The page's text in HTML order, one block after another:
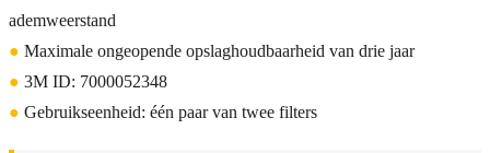
ademweerstand
● Maximale ongeopende opslaghoudbaarheid van drie jaar
● 3M ID: 7000052348
● Gebruikseenheid: één paar van twee filters